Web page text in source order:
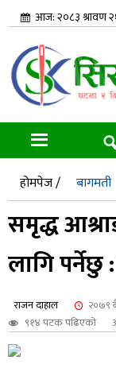
आज: २०८३ श्रावण
होमपेज /
बागमती
समृद्ध
लागि
राजन दाहाल
२०७९
९१४ पटक पढिएको